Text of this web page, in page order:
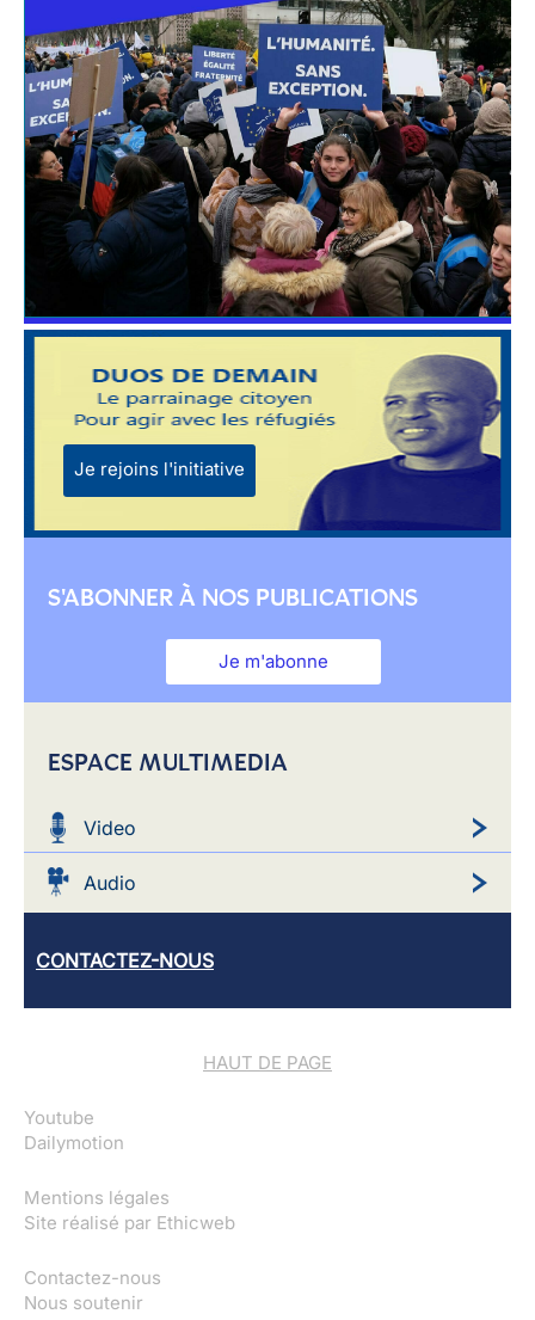
Je rejoins l'initiative
S'ABONNER À NOS PUBLICATIONS
Je m'abonne
ESPACE MULTIMEDIA
Video
Audio
CONTACTEZ-NOUS
HAUT DE PAGE
Youtube
Dailymotion
Mentions légales
Site réalisé par Ethicweb
Contactez-nous
Nous soutenir